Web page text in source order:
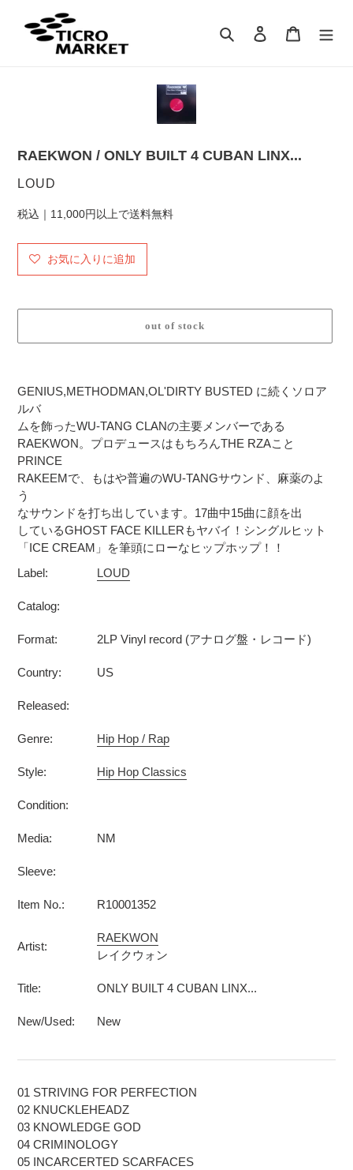
検索 ログインカート
RAEKWON / ONLY BUILT 4 CUBAN LINX...
販
元
LOUD
税込｜11,000円以上で送料無料
お気に入りに追加
out of stock
ー
ト
に
商
品
を
追
加
す
る
GENIUS,METHODMAN,OL'DIRTY BUSTED に続くソロア
ルバ
ムを飾ったWU-TANG CLANの主要メンバーである
RAEKWON。プロデュースはもちろんTHE RZAこと
PRINCE
RAKEEMで、もはや普遍のWU-TANGサウンド、麻薬のよ
う
なサウンドを打ち出しています。17曲中15曲に顔を出
しているGHOST FACE KILLERもヤバイ！シングルヒット
「ICE CREAM」を筆頭にローなヒップホップ！！
Label:
LOUD
Catalog:
Format: 2LP Vinyl record (アナログ盤・レコード)
Country: US
Released:
Genre: Hip Hop / Rap
Style: Hip Hop Classics
Condition:
Media: NM
Sleeve:
Item No.: R10001352
Artist:
RAEKWON
レイクウォン
Title: ONLY BUILT 4 CUBAN LINX...
New/Used: New
01 STRIVING FOR PERFECTION
02 KNUCKLEHEADZ
03 KNOWLEDGE GOD
04 CRIMINOLOGY
05 INCARCERTED SCARFACES